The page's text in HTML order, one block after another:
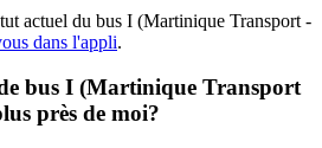
actuel du bus I (Martinique Transport -
dans l'appli.
bus I (Martinique Transport
près de moi?